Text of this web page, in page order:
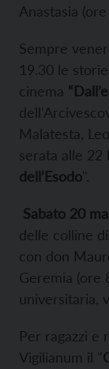
Anastasia
Sempre
19.30 le
cinema
Malatesta,
serata alle 22
dell’Esodo".
Sabato 20
delle colline
con don
Geremia (ore
universitaria,
Per ragazzi e
Vigilianum il "